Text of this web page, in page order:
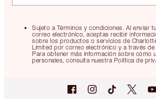
Sujeto a Términos y condiciones. Al enviar
correo electrónico, aceptas recibir
sobre los productos o servicios de
Limited por correo electrónico y a través de
Para obtener más información sobre cómo
personales, consulta nuestra Política de